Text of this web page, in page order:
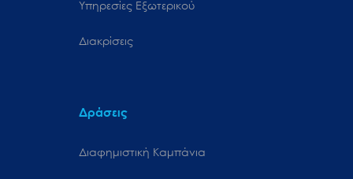
Υπηρεσίες Εξωτερικού
Διακρίσεις
Δράσεις
Διαφημιστική Καμπάνια